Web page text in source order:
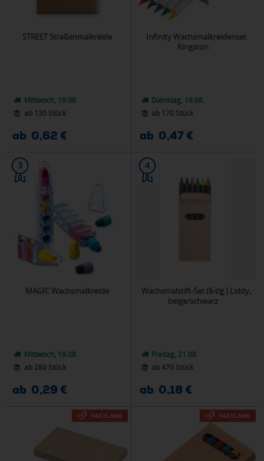
STREET Straßenmalkreide
Mittwoch, 19.08.
ab 130 Stück
ab 0,62 €
Infinity Wachsmalkreidenset
Kingston
Dienstag, 18.08.
ab 170 Stück
ab 0,47 €
3
MAGIC Wachsmalkreide
Mittwoch, 19.08.
ab 280 Stück
ab 0,29 €
4
Wachsmalstift-Set (6-tlg.) Liddy,
beige/schwarz
Freitag, 21.08.
ab 470 Stück
ab 0,18 €